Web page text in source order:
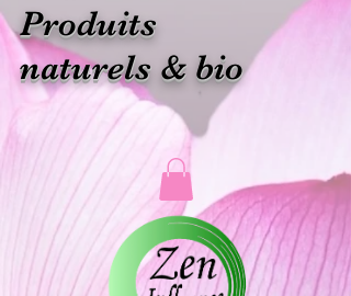
Produits
naturels & bio